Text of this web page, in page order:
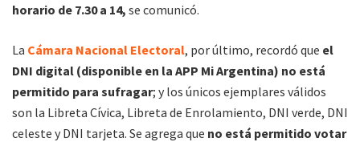
horario de 7.30 a 14, se comunicó.
La Cámara Nacional Electoral, por último, recordó que el
DNI digital (disponible en la APP Mi Argentina) no está
permitido para sufragar; y los únicos ejemplares válidos
son la Libreta Cívica, Libreta de Enrolamiento, DNI verde, DNI
celeste y DNI tarjeta. Se agrega que no está permitido votar